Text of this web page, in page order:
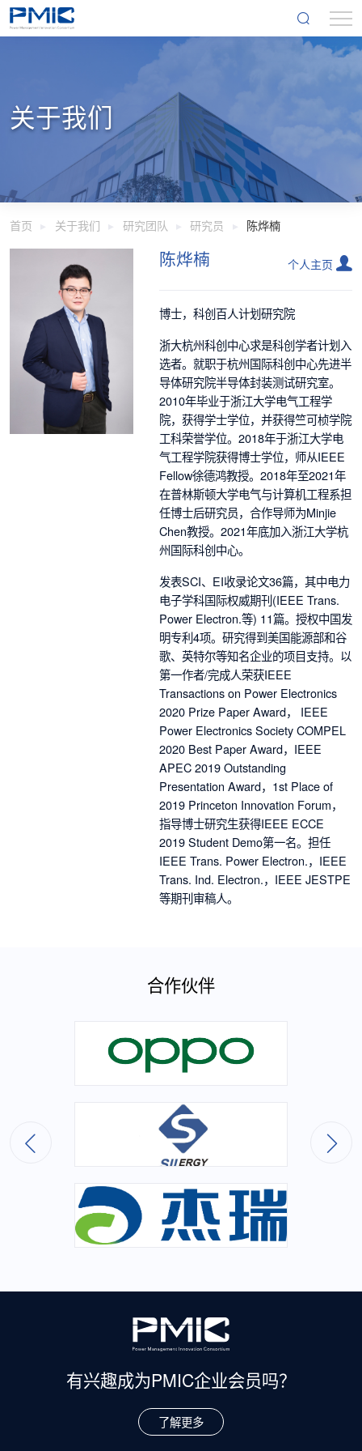
关于我们
首页 关于我们 研究团队 研究员 陈烨楠
陈烨楠 个人主页
博士，科创百人计划研究院
浙大杭州科创中心求是科创学者计划入
选者。就职于杭州国际科创中心先进半
导体研究院半导体封装测试研究室。
2010年毕业于浙江大学电气工程学
院，获得学士学位，并获得竺可桢学院
工科荣誉学位。 2018年于浙江大学电
气工程学院获得博士学位，师从IEEE
Fellow徐德鸿教授。 2018年至2021年
在普林斯顿大学电气与计算机工程系担
任博士后研究员，合作导师为Minjie
Chen教授。 2021年底加入浙江大学杭
州国际科创中心。
发表SCI、 EI收录论文36篇，其中电力
电子学科国际权威期刊(IEEE Trans.
Power Electron.等) 11篇。授权中国发
明专利4项。研究得到美国能源部和谷
歌、英特尔等知名企业的项目支持。以
第一作者/完成人荣获IEEE
Transactions on Power Electronics
2020 Prize Paper Award，
IEEE
Power Electronics Society COMPEL
2020 Best Paper Award， IEEE
APEC 2019 Outstanding
Presentation Award， 1st Place of
2019 Princeton Innovation Forum，
指导博士研究生获得IEEE ECCE
2019 Student Demo第一名。担任
IEEE Trans. Power Electron.， IEEE
Trans. Ind. Electron.， IEEE JESTPE
等期刊审稿人。
合作伙伴
有兴趣成为PMIC企业会员吗？
了解更多